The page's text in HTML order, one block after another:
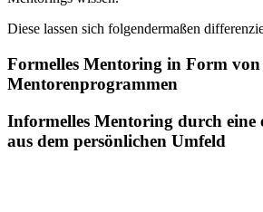
Diese lassen sich folgendermaßen
Formelles Mentoring in Form von
Mentorenprogrammen
Informelles Mentoring durch eine
aus dem persönlichen Umfeld